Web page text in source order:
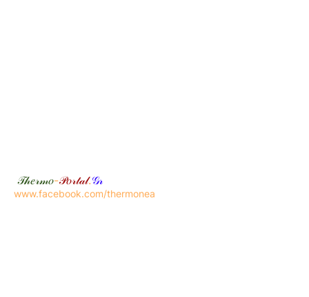
𝒯𝒽𝑒𝓇𝓂𝑜-𝒫𝑜𝓇𝓉𝒶𝓁.𝒢𝓇
www.facebook.com/thermonea